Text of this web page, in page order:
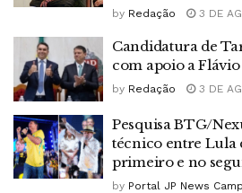
by Redação 3 DE
Candidatura de
com apoio a Flávio
by Redação 3 DE
Pesquisa BTG/
técnico entre Lula
primeiro e no
by Portal JP News